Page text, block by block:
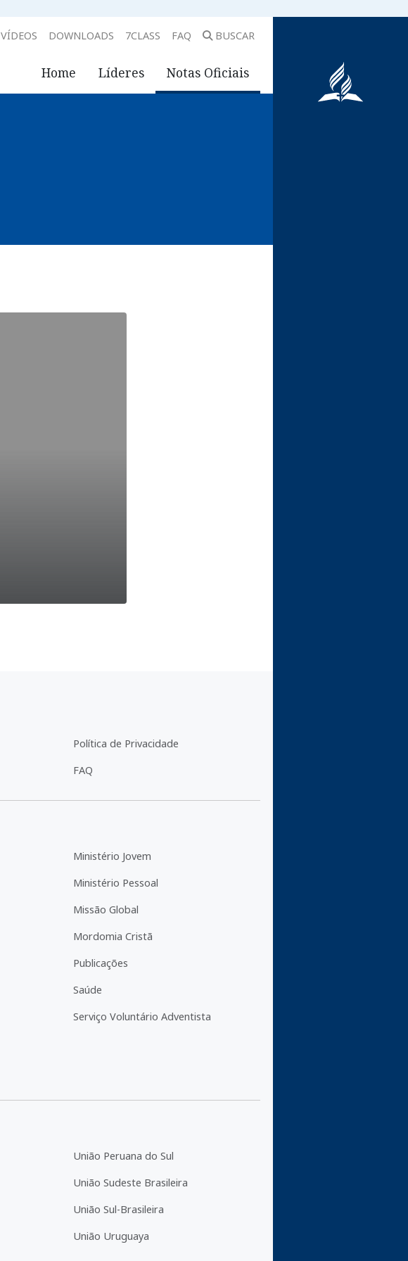
VÍDEOS DOWNLOADS 7CLASS FAQ BUSCAR
Home Líderes Notas Oficiais
Política de Privacidade
FAQ
Ministério Jovem
Ministério Pessoal
Missão Global
Mordomia Cristã
Publicações
Saúde
Serviço Voluntário Adventista
União Peruana do Sul
União Sudeste Brasileira
União Sul-Brasileira
União Uruguaya